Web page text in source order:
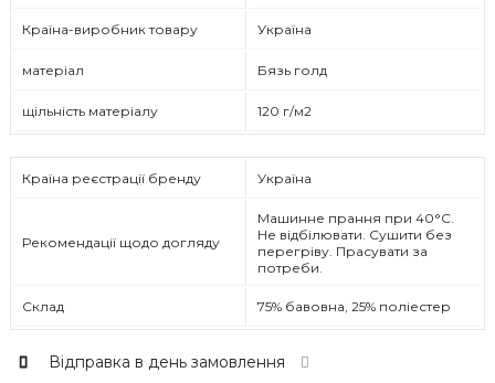
Країна-виробник товару Україна
матеріал Бязь голд
щільність матеріалу 120 г/м2
Країна реєстрації бренду Україна
Рекомендації щодо догляду
Машинне прання при 40°C.
Не відбілювати. Сушити без
перегріву. Прасувати за
потреби.
Склад 75% бавовна, 25% поліестер
Відправка в день замовлення